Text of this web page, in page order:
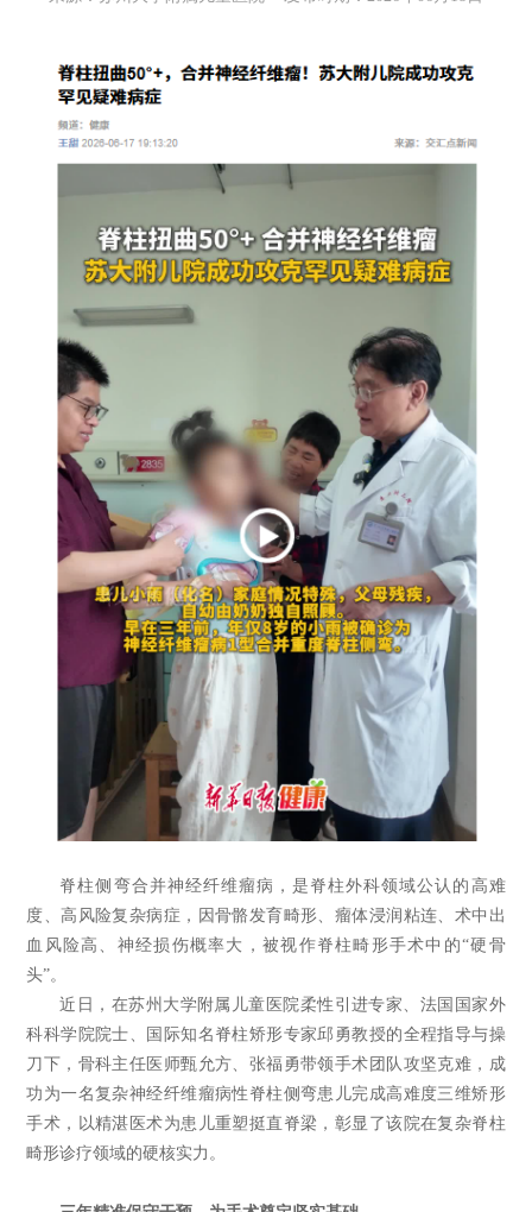
脊柱侧弯合并神经纤维瘤病，是脊柱外科领域公认的高难
度、高风险复杂病症，因骨骼发育畸形、瘤体浸润粘连、术中出
血风险高、神经损伤概率大，被视作脊柱畸形手术中的“硬骨
头”。
近日，在苏州大学附属儿童医院柔性引进专家、法国国家外
科科学院院士、国际知名脊柱矫形专家邱勇教授的全程指导与操
刀下，骨科主任医师甄允方、张福勇带领手术团队攻坚克难，成
功为一名复杂神经纤维瘤病性脊柱侧弯患儿完成高难度三维矫形
手术，以精湛医术为患儿重塑挺直脊梁，彰显了该院在复杂脊柱
畸形诊疗领域的硬核实力。